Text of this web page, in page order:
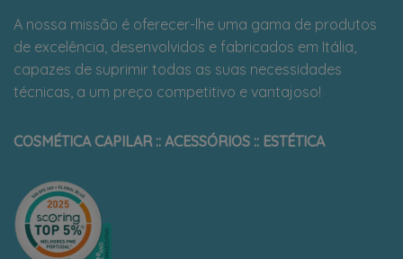
A nossa missão é oferecer-lhe uma gama de produtos
de excelência, desenvolvidos e fabricados em Itália,
capazes de suprimir todas as suas necessidades
técnicas, a um preço competitivo e vantajoso!
COSMÉTICA CAPILAR :: ACESSÓRIOS :: ESTÉTICA